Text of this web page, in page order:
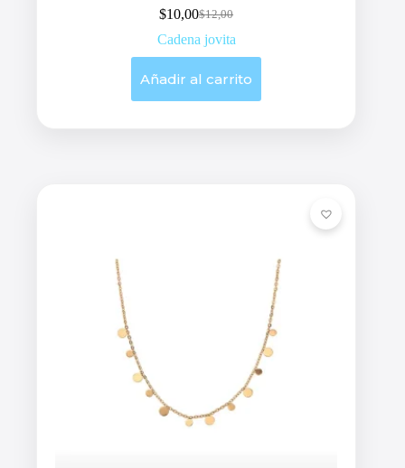
$12,00
Original
price
was:
$10,00Current
price
is:
Cadena jovita
Añadir al carrito